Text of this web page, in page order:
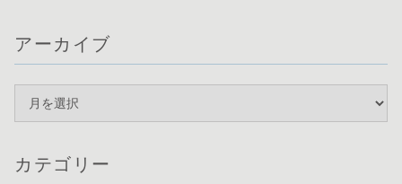
アーカイブ
カテゴリー